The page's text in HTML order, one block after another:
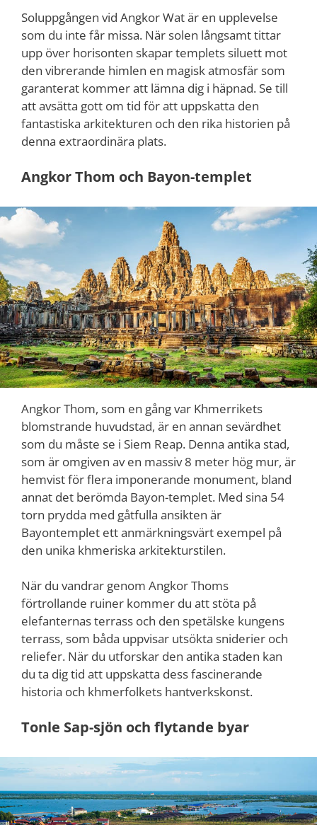
Soluppgången vid Angkor Wat är en upplevelse
som du inte får missa. När solen långsamt tittar
upp över horisonten skapar templets siluett mot
den vibrerande himlen en magisk atmosfär som
garanterat kommer att lämna dig i häpnad. Se till
att avsätta gott om tid för att uppskatta den
fantastiska arkitekturen och den rika historien på
denna extraordinära plats.
Angkor Thom och Bayon-templet
Angkor Thom, som en gång var Khmerrikets
blomstrande huvudstad, är en annan sevärdhet
som du måste se i Siem Reap. Denna antika stad,
som är omgiven av en massiv 8 meter hög mur, är
hemvist för flera imponerande monument, bland
annat det berömda Bayon-templet. Med sina 54
torn prydda med gåtfulla ansikten är
Bayontemplet ett anmärkningsvärt exempel på
den unika khmeriska arkitekturstilen.
När du vandrar genom Angkor Thoms
förtrollande ruiner kommer du att stöta på
elefanternas terrass och den spetälske kungens
terrass, som båda uppvisar utsökta sniderier och
reliefer. När du utforskar den antika staden kan
du ta dig tid att uppskatta dess fascinerande
historia och khmerfolkets hantverkskonst.
Tonle Sap-sjön och flytande byar